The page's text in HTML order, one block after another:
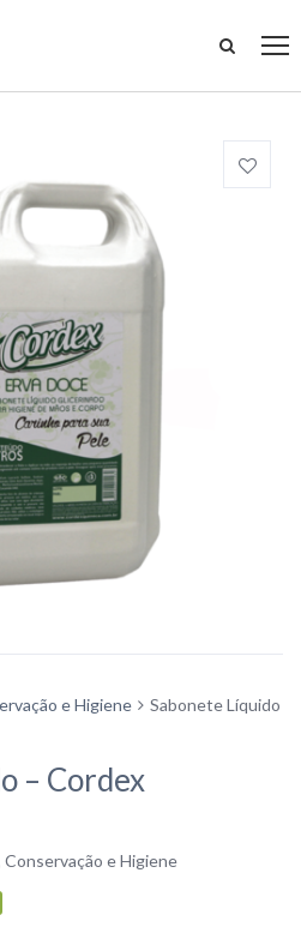
e Higiene
Sabonete Líquido
– Cordex
Conservação e Higiene